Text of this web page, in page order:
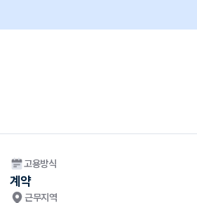
고용방식
계약
근무지역